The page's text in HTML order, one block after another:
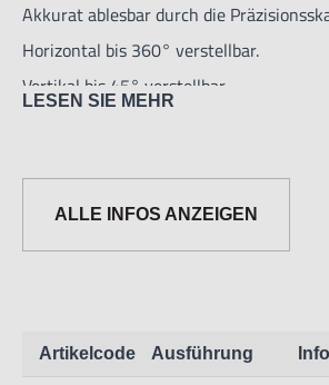
Akkurat ablesbar durch die
Horizontal bis 360° verstellbar.
Vertikal bis 45° verstellbar.
andere Maschinen-
LESEN SIE MEHR
ALLE INFOS ANZEIGEN
Artikelcode Ausführung Info